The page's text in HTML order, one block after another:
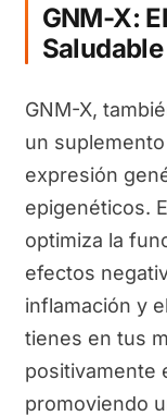
GNM-X:
Saludable
GNM-X,
un
expresión
epigenéticos.
optimiza la
efectos
inflamación y
tienes en tus
positivamente
promoviendo